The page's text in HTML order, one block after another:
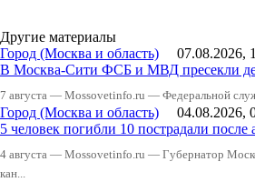
Другие материалы
Город (Москва и область) 07.08.2026,
В Москва-Сити ФСБ и МВД пресекли
7 августа — Mossovetinfo.ru — Федеральной
Город (Москва и область) 04.08.2026,
5 человек погибли 10 пострадали
4 августа — Mossovetinfo.ru — Губернатор
кан...